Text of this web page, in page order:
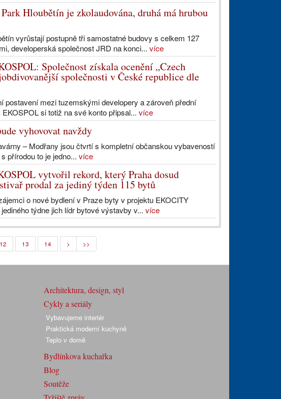
Hloubětín je zkolaudována, druhá má hrubou
vyrůstají postupně tři samostatné budovy s celkem 127
developerská společnost JRD na konci... více
Společnost získala ocenění „Czech
společnosti v České republice dle
postavení mezi tuzemskými developery a zároveň přední
si totiž na své konto připsal... více
vyhovovat navždy
– Modřany jsou čtvrtí s kompletní občanskou vybaveností
přírodou to je jedno... více
vytvořil rekord, který Praha dosud
prodal za jediný týden 115 bytů
o nové bydlení v Praze byty v projektu EKOCITY
týdne jich lídr bytové výstavby v... více
12 13 14 > >>
Architektura, design, styl
Cykly a seriály
Vybavujeme interiér
Praktická moderní kuchyně
Teplo v domě
Bydlínkova kuchařka
Blog
Soutěže